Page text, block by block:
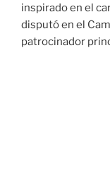
inspirado en el
disputó en el
patrocinador